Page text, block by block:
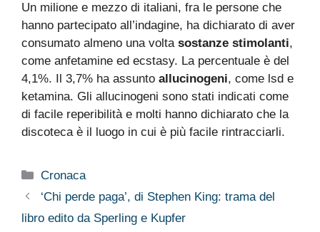
Un milione e mezzo di italiani, fra le persone che
hanno partecipato all’indagine, ha dichiarato di aver
consumato almeno una volta sostanze stimolanti,
come anfetamine ed ecstasy. La percentuale è del
4,1%. Il 3,7% ha assunto allucinogeni, come lsd e
ketamina. Gli allucinogeni sono stati indicati come
di facile reperibilità e molti hanno dichiarato che la
discoteca è il luogo in cui è più facile rintracciarli.
Categorie
Cronaca
‘Chi perde paga’, di Stephen King: trama del
libro edito da Sperling e Kupfer